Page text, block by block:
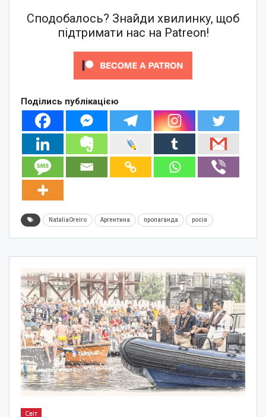
Сподобалось? Знайди хвилинку, щоб
підтримати нас на Patreon!
Поділись публікацією
NataliaOreiro Аргентина пропаганда росія
Світ